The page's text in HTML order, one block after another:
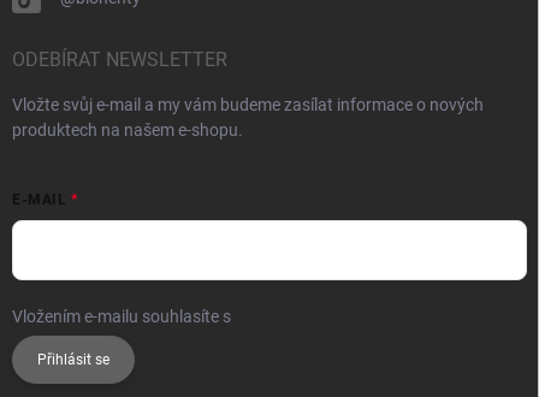
ODEBÍRAT NEWSLETTER
Vložte svůj e-mail a my vám budeme zasílat informace o nových
produktech na našem e-shopu.
E-MAIL
Vložením e-mailu souhlasíte s
Přihlásit se